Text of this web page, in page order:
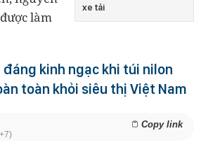
xe tải
làm
kinh ngạc khi túi nilon
toàn khỏi siêu thị Việt Nam
Copy link